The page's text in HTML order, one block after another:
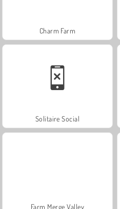
Charm Farm
Solitaire Social
Farm Merge Valley